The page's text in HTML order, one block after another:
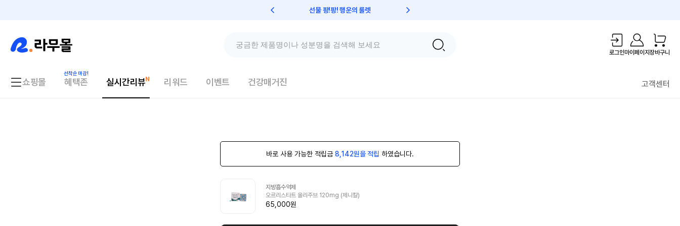
선물 팡!팡! 행운의 룰렛
로그인마이페이지장바구니
쇼핑몰 혜택존 실시간리뷰 리워드 이벤트 건강매거진 고객센터
바로 사용 가능한 적립금 8,142원을 적립 하였습니다.
지방흡수억제
오르리스타트 올리주브 120mg (제니칼)
65,000원